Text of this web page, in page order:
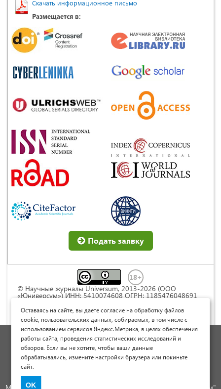
Скачать информационное письмо
Размещается в:
Подать заявку
© Научные журналы Universum, 2013-2026 (ООО
«Юниверсум») ИНН: 5410074608 ОГРН: 1185476048691
Commons « Attribution» («Атрибуция») 4.0
Непортированная
Политика обработки персональных данных
Договор оферты
Опубликовать научную статью
Оставаясь на сайте, вы даете согласие на обработку файлов
cookie, пользовательских данных, собираемых, в том числе с
использованием сервисов Яндекс.Метрика, в целях обеспечения
работы сайта, проведения статистических исследований и
обзоров. Если вы не хотите, чтобы ваши данные
обрабатывались, измените настройки браузера или покиньте
сайт.
OK